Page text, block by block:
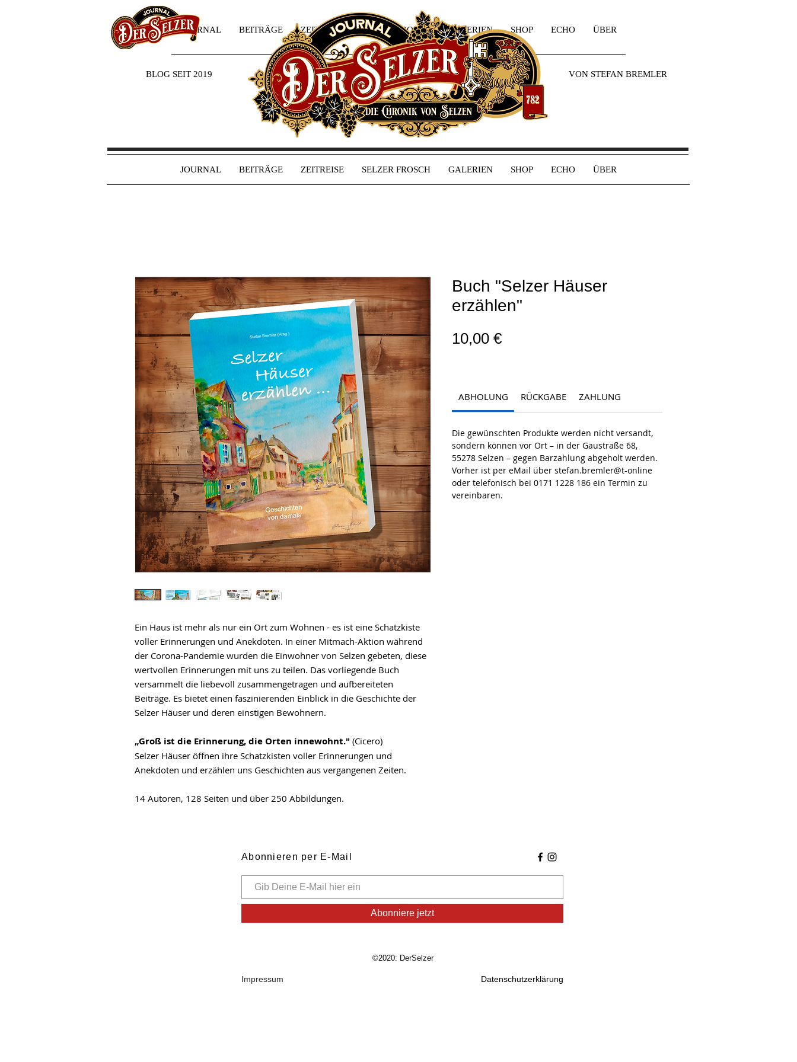
JOURNAL BEITRÄGE ZEITREISE SELZER FROSCH GALERIEN SHOP ECHO ÜBER
JOURNAL BEITRÄGE ZEITREISE SELZER FROSCH GALERIEN SHOP ECHO ÜBER
BLOG SEIT 2019 VON STEFAN BREMLER
Ein Haus ist mehr als nur ein Ort zum Wohnen - es ist eine Schatzkiste
voller Erinnerungen und Anekdoten. In einer Mitmach-Aktion während
der Corona-Pandemie wurden die Einwohner von Selzen gebeten, diese
wertvollen Erinnerungen mit uns zu teilen. Das vorliegende Buch
versammelt die liebevoll zusammengetragen und aufbereiteten
Beiträge. Es bietet einen faszinierenden Einblick in die Geschichte der
Selzer Häuser und deren einstigen Bewohnern.
„Groß ist die Erinnerung, die Orten innewohnt." (Cicero)
Selzer Häuser öffnen ihre Schatzkisten voller Erinnerungen und
Anekdoten und erzählen uns Geschichten aus vergangenen Zeiten.
14 Autoren, 128 Seiten und über 250 Abbildungen.
Buch "Selzer Häuser
erzählen"
10,00 €Preis
ABHOLUNG RÜCKGABE ZAHLUNG
Die gewünschten Produkte werden nicht versandt,
sondern können vor Ort – in der Gaustraße 68,
55278 Selzen – gegen Barzahlung abgeholt werden.
Vorher ist per eMail über stefan.bremler@t-online
oder telefonisch bei 0171 1228 186 ein Termin zu
vereinbaren.
Abonnieren per E-Mail
Abonniere jetzt
©2020: DerSelzer
Impressum Datenschutzerklärung